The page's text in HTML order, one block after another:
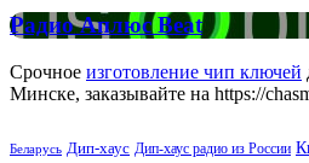
Радио
Аплюс
Beat
Радио Аплюс Beat
Срочное изготовление чип ключей
Минске, заказывайте на https://
Беларусь Дип-хаус Дип-хаус радио из России